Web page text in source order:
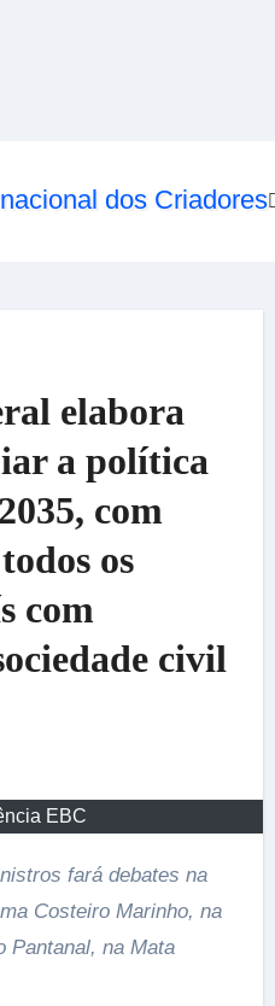
elabora
a política
com
os
com
civil
EBC
fará debates na
Costeiro Marinho, na
Pantanal, na Mata